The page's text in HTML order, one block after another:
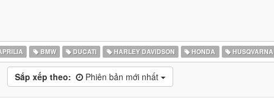
BMW DUCATI HARLEY DAVIDSON HONDA HUSQVARNA
Sắp xếp theo: Phiên bản mới nhất